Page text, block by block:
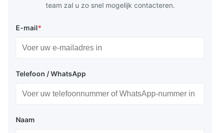
team zal u zo snel mogelijk contacteren.
E-mail*
Telefoon / WhatsApp
Naam